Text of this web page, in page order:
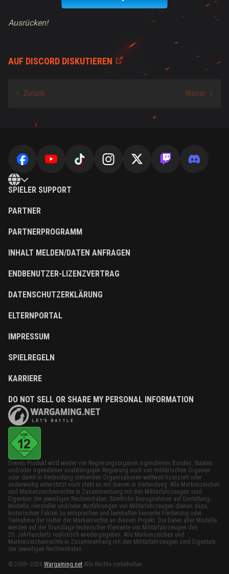
Ausrücken!
AUF DISCORD DISKUTIEREN
SPIELER SUPPORT
PARTNER
PARTNERPROGRAMM
INHALT MELDEN/DATEN ANFRAGEN
ENDBENUTZER-LIZENZVERTRAG
DATENSCHUTZERKLÄRUNG
ELTERNPORTAL
IMPRESSUM
SPIELREGELN
KARRIERE
DO NOT SELL OR SHARE MY PERSONAL INFORMATION
Dieses Produkt wird weder von Regierungsorganen irgendeines Bundes, Staates
und/oder irgendeiner unabhängigen Regierung noch von militärischen Organen
oder damit in Verbindung stehenden Organisationen weltweit lizenziert oder
anderweitig unterstützt noch steht es mit diesen in Verbindung. Alle Markenzeichen
und Markenzeichenrechte in Zusammenhang mit den Militärfahrzeugen sind
Eigentum der jeweiligen Rechteinhaber. Sämtliche Bezugnahmen auf Gestaltung,
Modelle, Hersteller und/oder Ausführungen von Militärfahrzeugen dienen dazu,
historischen Fakten zu entsprechen und beinhalten keinerlei Förderung oder
Teilnahme der Halter der Markenrechte an diesem Projekt. Die Daten aller Modelle
werden auf der Grundlage technischer Elemente von Militärfahrzeugen des
20. Jahrhunderts realistisch wiedergegeben. Alle Markenzeichen und
Markenzeichenrechte in Zusammenhang mit den Militärfahrzeugen sind Eigentum
der jeweiligen Rechteinhaber.
© 2009–2026 Wargaming.net Alle Rechte vorbehalten.